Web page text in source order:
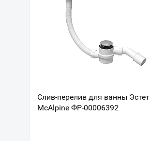
Слив-перелив для ванны Эстет
McAlpine ФР-00006392